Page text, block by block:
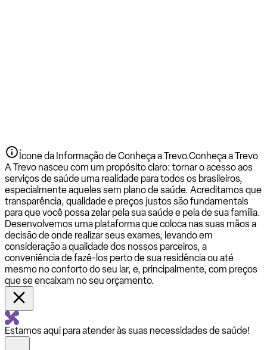
Ícone da Informação de Conheça a Trevo.Conheça a Trevo
A Trevo nasceu com um propósito claro: tornar o acesso aos
serviços de saúde uma realidade para todos os brasileiros,
especialmente aqueles sem plano de saúde. Acreditamos que
transparência, qualidade e preços justos são fundamentais
para que você possa zelar pela sua saúde e pela de sua família.
Desenvolvemos uma plataforma que coloca nas suas mãos a
decisão de onde realizar seus exames, levando em
consideração a qualidade dos nossos parceiros, a
conveniência de fazê-los perto de sua residência ou até
mesmo no conforto do seu lar, e, principalmente, com preços
que se encaixam no seu orçamento.
Estamos aqui para atender às suas necessidades de saúde!